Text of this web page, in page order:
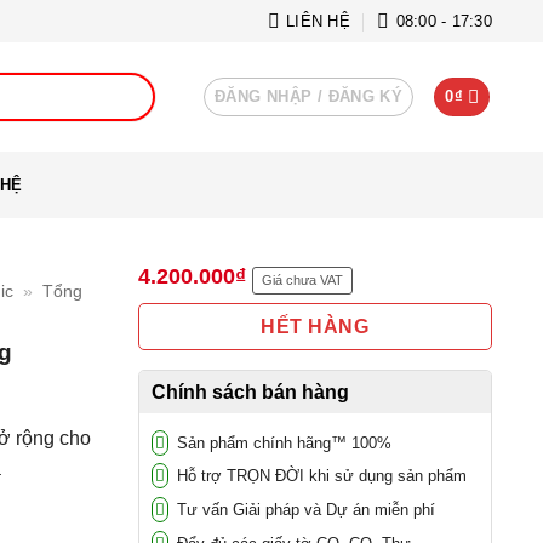
LIÊN HỆ 08:00 - 17:30
ĐĂNG NHẬP / ĐĂNG KÝ 0₫
» Tổng
rộng cho
4.200.000₫ Giá chưa VAT
HẾT HÀNG
Chính sách bán hàng
Sản phẩm chính hãng™ 100%
Hỗ trợ TRỌN ĐỜI khi sử dụng sản phẩm
Tư vấn Giải pháp và Dự án miễn phí